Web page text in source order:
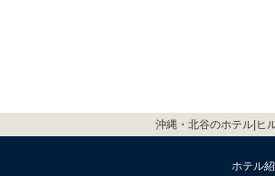
沖縄・北谷のホテル|ヒ
ホテル